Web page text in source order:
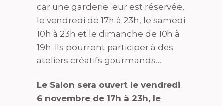
car une garderie leur est réservée,
le vendredi de 17h à 23h, le samedi
10h à 23h et le dimanche de 10h à
19h. Ils pourront participer à des
ateliers créatifs gourmands…
Le Salon sera ouvert le vendredi
6 novembre de 17h à 23h, le